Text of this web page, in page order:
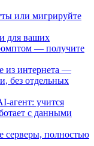
или мигрируйте
для ваших
— получите
из интернета —
без отдельных
агент: учится
с данными
полностью